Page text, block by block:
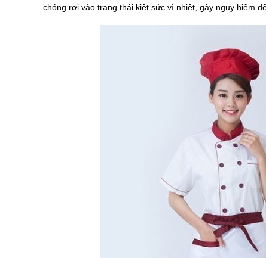
chóng rơi vào trạng thái kiệt sức vì nhiệt, gây nguy hiểm